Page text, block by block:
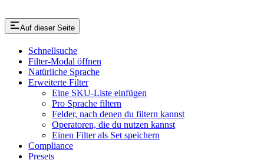
Auf dieser Seite
Schnellsuche
Filter-Modal öffnen
Natürliche Sprache
Erweiterte Filter
Eine SKU-Liste einfügen
Pro Sprache filtern
Felder, nach denen du filtern kannst
Operatoren, die du nutzen kannst
Einen Filter als Set speichern
Compliance
Presets